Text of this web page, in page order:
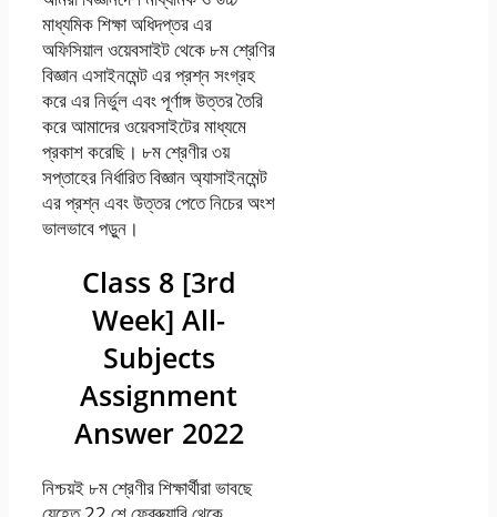
মাধ্যমিক শিক্ষা অধিদপ্তর এর
অফিসিয়াল ওয়েবসাইট থেকে ৮ম শ্রেণির
বিজ্ঞান এসাইনমেন্ট এর প্রশ্ন সংগ্রহ
করে এর নির্ভুল এবং পূর্ণাঙ্গ উত্তর তৈরি
করে আমাদের ওয়েবসাইটের মাধ্যমে
প্রকাশ করেছি। ৮ম শ্রেণীর ৩য়
সপ্তাহের নির্ধারিত বিজ্ঞান অ্যাসাইনমেন্ট
এর প্রশ্ন এবং উত্তর পেতে নিচের অংশ
ভালভাবে পড়ুন।
Class 8 [3rd
Week] All-
Subjects
Assignment
Answer 2022
নিশ্চয়ই ৮ম শ্রেণীর শিক্ষার্থীরা ভাবছে